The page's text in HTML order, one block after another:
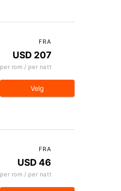
FRA
USD 207
per rom / per natt
Velg
FRA
USD 46
per rom / per natt